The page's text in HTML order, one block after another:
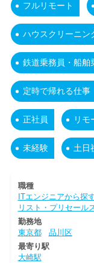
フルリモート
ハウスクリーニン
鉄道乗務員・船舶
定時で帰れる仕事
正社員 リモ
未経験 土日
職種
ITエンジニアから探
リスト・プリセール
勤務地
東京都
品川区
最寄り駅
大崎駅